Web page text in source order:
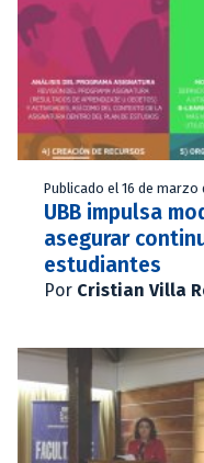
Publicado el 16 de marzo
UBB impulsa
asegurar
estudiantes
Por Cristian Villa